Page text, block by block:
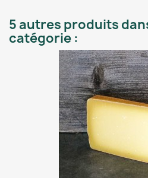
5 autres produits
catégorie :